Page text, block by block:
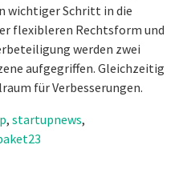
wichtiger Schritt in die
flexibleren Rechtsform und
werden zwei
aufgegriffen. Gleichzeitig
für Verbesserungen.
, startupnews,